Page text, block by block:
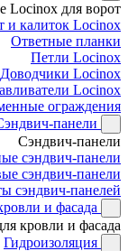
Locinox для ворот
и калиток Locinox
Ответные планки
Петли Locinox
Доводчики Locinox
Locinox
ограждения
панели
Сэндвич-панели
сэндвич-панели
сэндвич-панели
сэндвич-панелей
и фасада
кровли и фасада
Гидроизоляция